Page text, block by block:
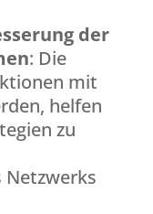
der
: Die
mit
helfen
zu